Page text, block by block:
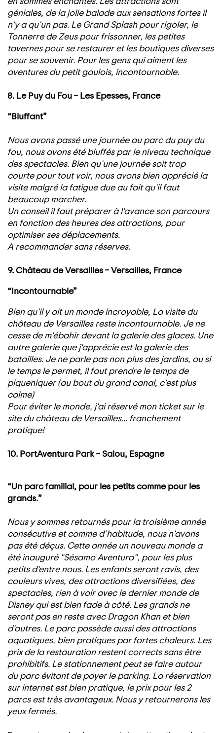
géniales, de la jolie balade aux sensations fortes il
n'y a qu'un pas. Le Grand Splash pour rigoler, le
Tonnerre de Zeus pour frissonner, les petites
tavernes pour se restaurer et les boutiques diverses
pour se souvenir. Pour les gens qui aiment les
aventures du petit gaulois, incontournable.
8. Le Puy du Fou – Les Epesses, France
“Bluffant”
Nous avons passé une journée au parc du puy du
fou, nous avons été bluffés par le niveau technique
des spectacles. Bien qu'une journée soit trop
courte pour tout voir, nous avons bien apprécié la
visite malgré la fatigue due au fait qu'il faut
beaucoup marcher.
Un conseil il faut préparer à l'avance son parcours
en fonction des heures des attractions, pour
optimiser ses déplacements.
A recommander sans réserves.
9. Château de Versailles – Versailles, France
“Incontournable”
Bien qu'il y ait un monde incroyable, La visite du
château de Versailles reste incontournable. Je ne
cesse de m'ébahir devant la galerie des glaces. Une
autre galerie que j'apprécie est la galerie des
batailles. Je ne parle pas non plus des jardins, ou si
le temps le permet, il faut prendre le temps de
piqueniquer (au bout du grand canal, c'est plus
calme)
Pour éviter le monde, j'ai réservé mon ticket sur le
site du château de Versailles... franchement
pratique!
10. PortAventura Park – Salou, Espagne
“Un parc familial, pour les petits comme pour les
grands.”
Nous y sommes retournés pour la troisième année
consécutive et comme d’habitude, nous n'avons
pas été déçus. Cette année un nouveau monde a
été inauguré "Sésamo Aventura", pour les plus
petits d'entre nous. Les enfants seront ravis, des
couleurs vives, des attractions diversifiées, des
spectacles, rien à voir avec le dernier monde de
Disney qui est bien fade à côté. Les grands ne
seront pas en reste avec Dragon Khan et bien
d'autres. Le parc possède aussi des attractions
aquatiques, bien pratiques par fortes chaleurs. Les
prix de la restauration restent corrects sans être
prohibitifs. Le stationnement peut se faire autour
du parc évitant de payer le parking. La réservation
sur internet est bien pratique, le prix pour les 2
parcs est très avantageux. Nous y retournerons les
yeux fermés.